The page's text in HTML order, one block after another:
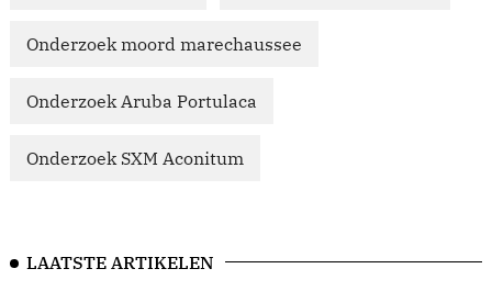
Onderzoek moord marechaussee
Onderzoek Aruba Portulaca
Onderzoek SXM Aconitum
LAATSTE ARTIKELEN